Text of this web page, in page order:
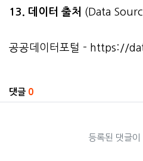
13. 데이터 출처 (Data
공공데이터포털 - https://
댓글 0
등록된 댓글이